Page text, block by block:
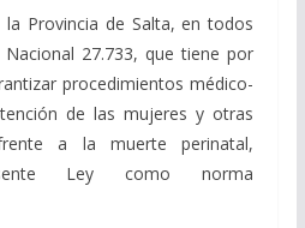
la Provincia de Salta, en todos
27.733, que tiene por
procedimientos médico-
de las mujeres y otras
a la muerte perinatal,
Ley como norma